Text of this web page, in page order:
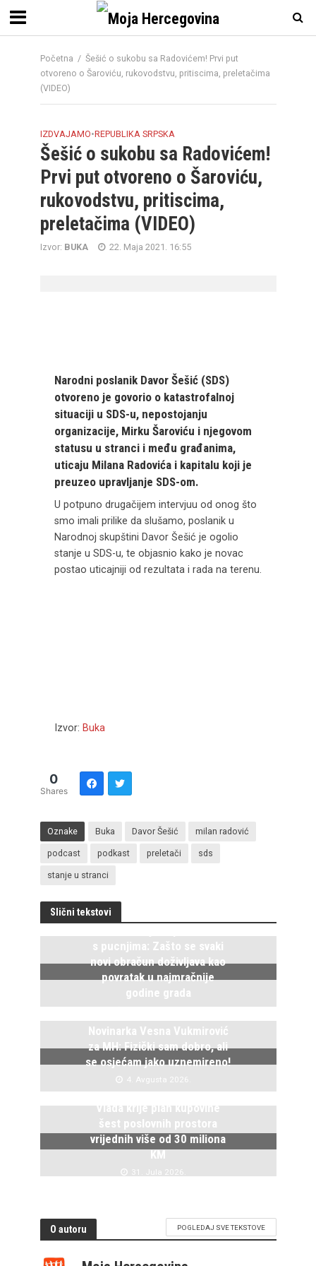
Početna / Šešić o sukobu sa Radovićem! Prvi put
otvoreno o Šaroviću, rukovodstvu, pritiscima, preletačima
(VIDEO)
IZDVAJAMO•REPUBLIKA SRPSKA
Šešić o sukobu sa Radovićem!
Prvi put otvoreno o Šaroviću,
rukovodstvu, pritiscima,
preletačima (VIDEO)
Izvor: BUKA 22. Maja 2021. 16:55
Narodni poslanik Davor Šešić (SDS)
otvoreno je govorio o katastrofalnoj
situaciji u SDS-u, nepostojanju
organizacije, Mirku Šaroviću i njegovom
statusu u stranci i među građanima,
uticaju Milana Radovića i kapitalu koji je
preuzeo upravljanje SDS-om.
U potpuno drugačijem intervjuu od onog što
smo imali prilike da slušamo, poslanik u
Narodnoj skupštini Davor Šešić je ogolio
stanje u SDS-u, te objasnio kako je novac
postao uticajniji od rezultata i rada na terenu.
Izvor: Buka
0
Shares
Oznake Buka Davor Šešić milan radović
podcast podkast preletači sds
stanje u stranci
Slični tekstovi
s pucnjima: Zašto se svaki
novi obračun doživljava kao
povratak u najmračnije
godine grada
5. Avgusta 2026.
Novinarka Vesna Vukmirović
za MH: Fizički sam dobro, ali
se osjećam jako uznemireno!
4. Avgusta 2026.
Vlada krije plan kupovine
šest poslovnih prostora
vrijednih više od 30 miliona
KM
31. Jula 2026.
O autoru POGLEDAJ SVE TEKSTOVE